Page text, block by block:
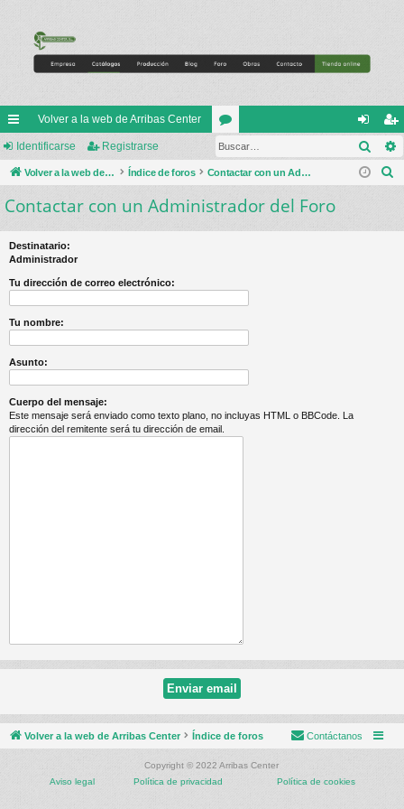
nl
ac
es
pi
do
s
Volver a la web de Arribas Center
or
os
de
nti
eg
ist
Identificarse Registrarse
Volver a la web de Arribas Center Índice de foros Contactar con un Administrador del Foro
c
Contactar con un Administrador del Foro
Destinatario:
Administrador
Tu dirección de correo electrónico:
Tu nombre:
Asunto:
Cuerpo del mensaje:
Este mensaje será enviado como texto plano, no incluyas HTML o BBCode. La
dirección del remitente será tu dirección de email.
Volver a la web de Arribas Center Índice de foros Contáctanos
Copyright © 2022 Arribas Center
Aviso legal
Política de privacidad Política de cookies